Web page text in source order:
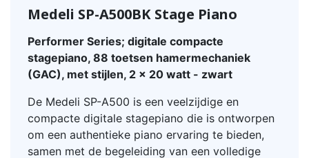
Medeli SP-A500BK Stage Piano
Performer Series; digitale compacte
stagepiano, 88 toetsen hamermechaniek
(GAC), met stijlen, 2 x 20 watt - zwart
De Medeli SP-A500 is een veelzijdige en
compacte digitale stagepiano die is ontworpen
om een authentieke piano ervaring te bieden,
samen met de begeleiding van een volledige